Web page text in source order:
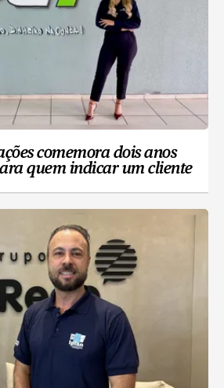
comemora dois anos
quem indicar um cliente